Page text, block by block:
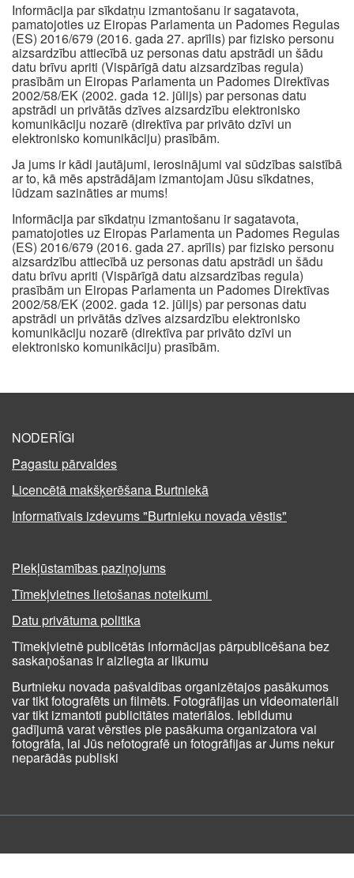
Informācija par sīkdatņu izmantošanu ir sagatavota,
pamatojoties uz Eiropas Parlamenta un Padomes Regulas
(ES) 2016/679 (2016. gada 27. aprīlis) par fizisko personu
aizsardzību attiecībā uz personas datu apstrādi un šādu
datu brīvu apriti (Vispārīgā datu aizsardzības regula)
prasībām un Eiropas Parlamenta un Padomes Direktīvas
2002/58/EK (2002. gada 12. jūlijs) par personas datu
apstrādi un privātās dzīves aizsardzību elektronisko
komunikāciju nozarē (direktīva par privāto dzīvi un
elektronisko komunikāciju) prasībām.
Ja jums ir kādi jautājumi, ierosinājumi vai sūdzības saistībā
ar to, kā mēs apstrādājam izmantojam Jūsu sīkdatnes,
lūdzam sazināties ar mums!
Informācija par sīkdatņu izmantošanu ir sagatavota,
pamatojoties uz Eiropas Parlamenta un Padomes Regulas
(ES) 2016/679 (2016. gada 27. aprīlis) par fizisko personu
aizsardzību attiecībā uz personas datu apstrādi un šādu
datu brīvu apriti (Vispārīgā datu aizsardzības regula)
prasībām un Eiropas Parlamenta un Padomes Direktīvas
2002/58/EK (2002. gada 12. jūlijs) par personas datu
apstrādi un privātās dzīves aizsardzību elektronisko
komunikāciju nozarē (direktīva par privāto dzīvi un
elektronisko komunikāciju) prasībām.
NODERĪGI
Pagastu pārvaldes
Licencētā makšķerēšana Burtniekā
Informatīvais izdevums "Burtnieku novada vēstis"
Piekļūstamības paziņojums
Tīmekļvietnes lietošanas noteikumi
Datu privātuma politika
Tīmekļvietnē publicētās informācijas pārpublicēšana bez
saskaņošanas ir aizliegta ar likumu
Burtnieku novada pašvaldības organizētajos pasākumos
var tikt fotografēts un filmēts. Fotogrāfijas un videomateriāli
var tikt izmantoti publicitātes materiālos. Iebildumu
gadījumā varat vērsties pie pasākuma organizatora vai
fotogrāfa, lai Jūs nefotografē un fotogrāfijas ar Jums nekur
neparādās publiski